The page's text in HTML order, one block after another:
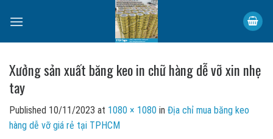
Xưởng sản xuất băng keo in chữ hàng dễ vỡ xin nhẹ
tay
Published 10/11/2023 at 1080 × 1080 in Địa chỉ mua băng keo
hàng dễ vỡ giá rẻ tại TPHCM